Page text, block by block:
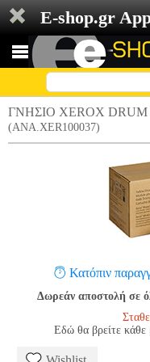
E-shop.gr
ΓΝΗΣΙΟ XEROX DRUM
(ANA.XER100037)
Κατόπιν
Δωρεάν αποστολή σε
Εδώ θα βρείτε κάθε